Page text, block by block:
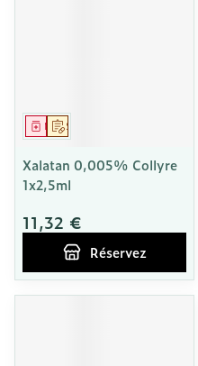
Sur prescription
Médicament
Xalatan 0,005% Collyre
1x2,5ml
11,32 €
Réservez